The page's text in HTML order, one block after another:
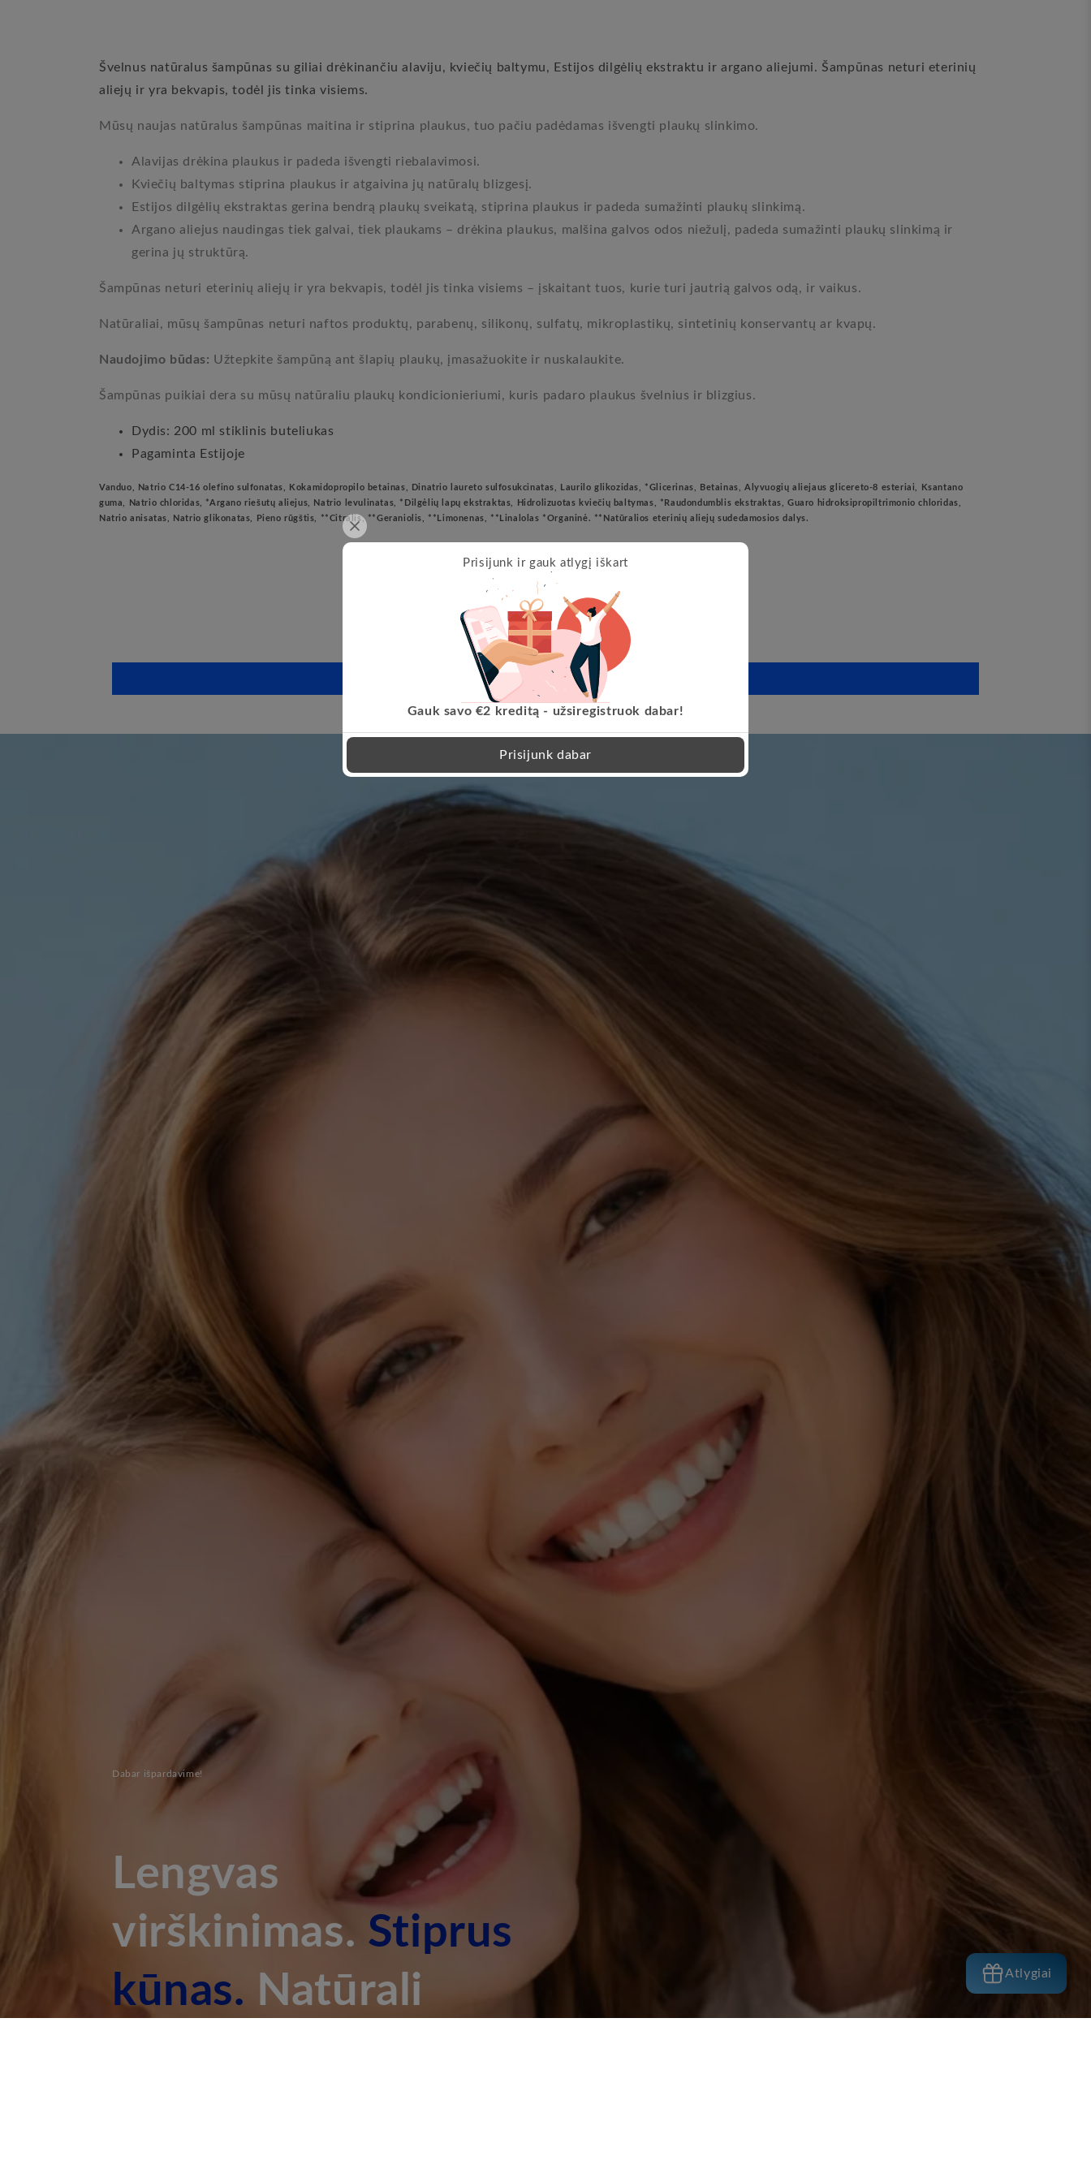
Švelnus natūralus šampūnas su giliai drėkinančiu alaviju, kviečių baltymu, Estijos dilgėlių ekstraktu ir argano aliejumi. Šampūnas neturi eterinių
aliejų ir yra bekvapis, todėl jis tinka visiems.
Mūsų naujas natūralus šampūnas maitina ir stiprina plaukus, tuo pačiu padėdamas išvengti plaukų slinkimo.
Alavijas drėkina plaukus ir padeda išvengti riebalavimosi.
Kviečių baltymas stiprina plaukus ir atgaivina jų natūralų blizgesį.
Estijos dilgėlių ekstraktas gerina bendrą plaukų sveikatą, stiprina plaukus ir padeda sumažinti plaukų slinkimą.
Argano aliejus naudingas tiek galvai, tiek plaukams – drėkina plaukus, malšina galvos odos niežulį, padeda sumažinti plaukų slinkimą ir
gerina jų struktūrą.
Šampūnas neturi eterinių aliejų ir yra bekvapis, todėl jis tinka visiems – įskaitant tuos, kurie turi jautrią galvos odą, ir vaikus.
Natūraliai, mūsų šampūnas neturi naftos produktų, parabenų, silikonų, sulfatų, mikroplastikų, sintetinių konservantų ar kvapų.
Naudojimo būdas: Užtepkite šampūną ant šlapių plaukų, įmasažuokite ir nuskalaukite.
Šampūnas puikiai dera su mūsų natūraliu plaukų kondicionieriumi, kuris padaro plaukus švelnius ir blizgius.
Dydis: 200 ml stiklinis buteliukas
Pagaminta Estijoje
Vanduo, Natrio C14-16 olefino sulfonatas, Kokamidopropilo betainas, Dinatrio laureto sulfosukcinatas, Laurilo glikozidas, *Glicerinas, Betainas, Alyvuogių aliejaus glicereto-8 esteriai, Ksantano
guma, Natrio chloridas, *Argano riešutų aliejus, Natrio levulinatas, *Dilgėlių lapų ekstraktas, Hidrolizuotas kviečių baltymas, *Raudondumblis ekstraktas, Guaro hidroksipropiltrimonio chloridas,
Natrio anisatas, Natrio glikonatas, Pieno rūgštis, **Citralis, **Geraniolis, **Limonenas, **Linalolas *Organinė. **Natūralios eterinių aliejų sudedamosios dalys.
Klientų atsiliepimai
Būkite pirmas, kuris parašys atsiliepimą
Write a review
Dabar išpardavime!
Lengvas
virškinimas. Stiprus
kūnas. Natūrali
Atlygiai
Prisijunk ir gauk atlygį iškart
Gauk savo €2 kreditą - užsiregistruok dabar!
Prisijunk dabar